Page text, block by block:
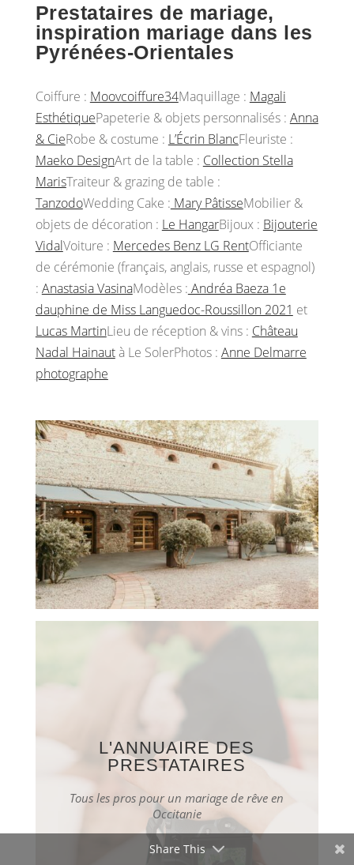
Prestataires de mariage,
inspiration mariage dans les
Pyrénées-Orientales
Coiffure : Moovcoiffure34Maquillage : Magali
EsthétiquePapeterie & objets personnalisés : Anna
& CieRobe & costume : L’Écrin BlancFleuriste :
Maeko DesignArt de la table : Collection Stella
MarisTraiteur & grazing de table :
TanzodoWedding Cake : Mary PâtisseMobilier &
objets de décoration : Le HangarBijoux : Bijouterie
VidalVoiture : Mercedes Benz LG RentOfficiante
de cérémonie (français, anglais, russe et espagnol)
: Anastasia VasinaModèles : Andréa Baeza 1e
dauphine de Miss Languedoc-Roussillon 2021 et
Lucas MartinLieu de réception & vins : Château
Nadal Hainautà Le SolerPhotos : Anne Delmarre
photographe
L'ANNUAIRE DES
PRESTATAIRES
Tous les pros pour un mariage de rêve en
Occitanie
Share This